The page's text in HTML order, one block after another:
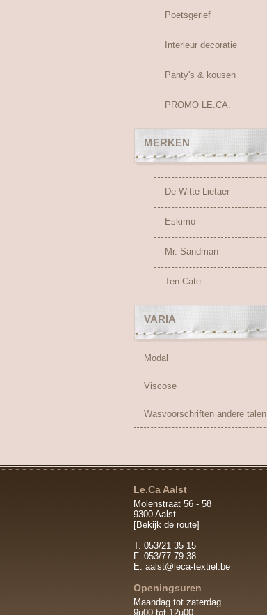
Poetsgerief
Interieur decoratie
Panty's & kousen
PROMO LE.CA.
MERKEN
De Witte Lietaer
Eskimo
Mr. Sandman
Ten Cate
VARIA
Modal
Viscose
Wasvoorschriften andere talen
Le.Ca Aalst
Molenstraat 56 - 58
9300 Aalst
[Bekijk de route]
T. 053/21 35 15
F. 053/77 79 38
E. aalst@leca-textiel.be
Openingsuren
Maandag tot zaterdag
9u00 tot 12u00